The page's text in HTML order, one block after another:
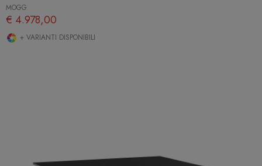
MOGG
€ 4.978,00
+ VARIANTI DISPONIBILI